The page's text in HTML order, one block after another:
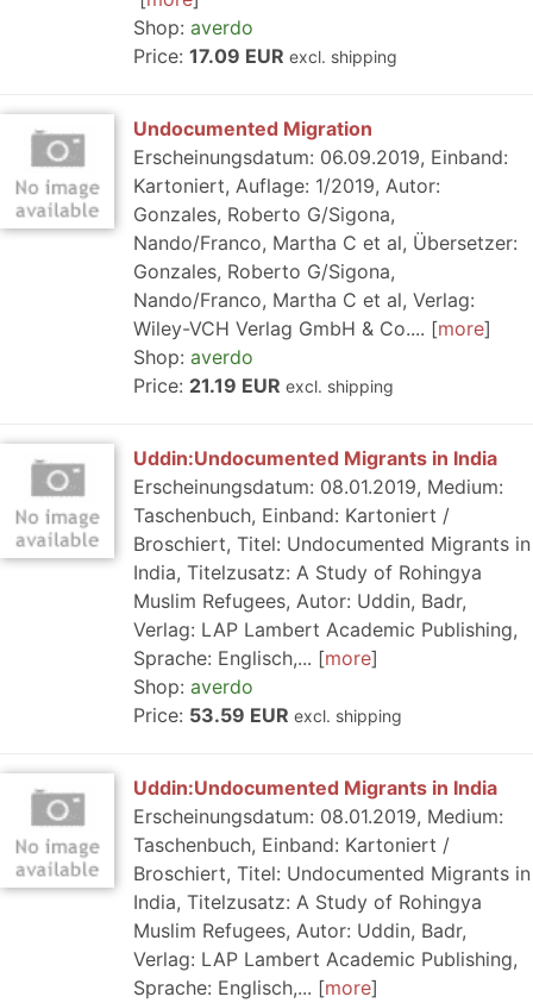
Shop: averdo
Price: 17.09 EUR excl. shipping
Undocumented Migration
Erscheinungsdatum: 06.09.2019, Einband:
Kartoniert, Auflage: 1/2019, Autor:
Gonzales, Roberto G/Sigona,
Nando/Franco, Martha C et al, Übersetzer:
Gonzales, Roberto G/Sigona,
Nando/Franco, Martha C et al, Verlag:
Wiley-VCH Verlag GmbH & Co....
more
Shop: averdo
Price: 21.19 EUR excl. shipping
Uddin:Undocumented Migrants in India
Erscheinungsdatum: 08.01.2019, Medium:
Taschenbuch, Einband: Kartoniert /
Broschiert, Titel: Undocumented Migrants in
India, Titelzusatz: A Study of Rohingya
Muslim Refugees, Autor: Uddin, Badr,
Verlag: LAP Lambert Academic Publishing,
Sprache: Englisch,...
more
Shop: averdo
Price: 53.59 EUR excl. shipping
Uddin:Undocumented Migrants in India
Erscheinungsdatum: 08.01.2019, Medium:
Taschenbuch, Einband: Kartoniert /
Broschiert, Titel: Undocumented Migrants in
India, Titelzusatz: A Study of Rohingya
Muslim Refugees, Autor: Uddin, Badr,
Verlag: LAP Lambert Academic Publishing,
Sprache: Englisch,...
more